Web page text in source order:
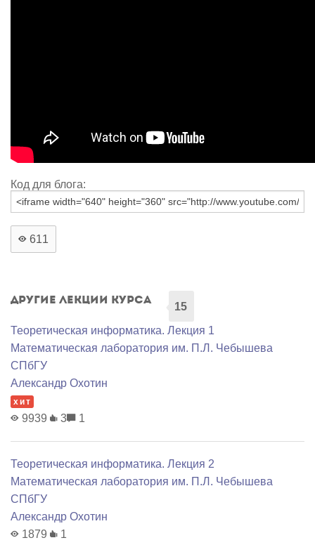
Код для блога:
611
Другие лекции курса
15
Теоретическая информатика. Лекция 1
Математичеcкая лаборатория им. П.Л. Чебышева
СПбГУ
Александр Охотин
хит
9939 3 1
Теоретическая информатика. Лекция 2
Математичеcкая лаборатория им. П.Л. Чебышева
СПбГУ
Александр Охотин
1879
1